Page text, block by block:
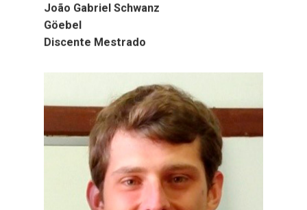
João Gabriel Schwanz
Göebel
Discente Mestrado